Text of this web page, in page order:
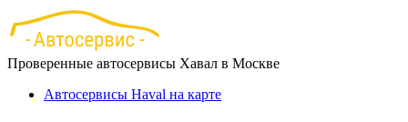
Перейти
к
основному
содержанию
Проверенные автосервисы Хавал в Москве
Автосервисы Haval на карте